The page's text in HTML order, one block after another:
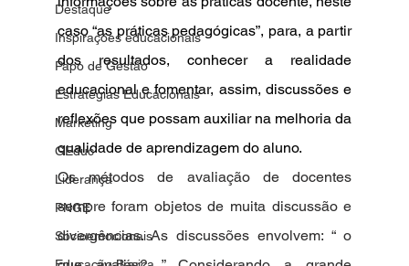
Destaque
Inspirações educacionais
Papo de Gestão
Estratégias Educacionais
Marketing
GEduc
Liderança
PNGE
Socioemocionais
caso “as práticas pedagógicas”, para, a partir
dos resultados, conhecer a realidade
educacional e fomentar, assim, discussões e
reflexões que possam auxiliar na melhoria da
qualidade de aprendizagem do aluno.
Os métodos de avaliação de docentes
sempre foram objetos de muita discussão e
divergências. As discussões envolvem: “ o